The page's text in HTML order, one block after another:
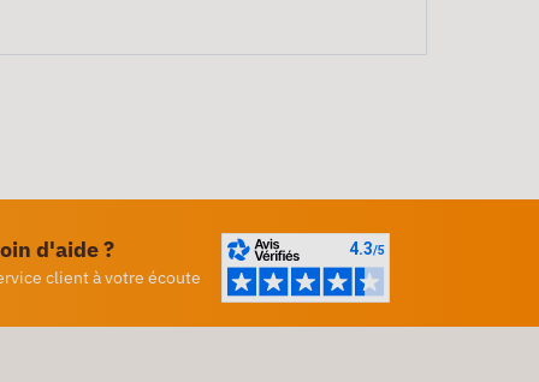
d'aide ?
client à votre écoute